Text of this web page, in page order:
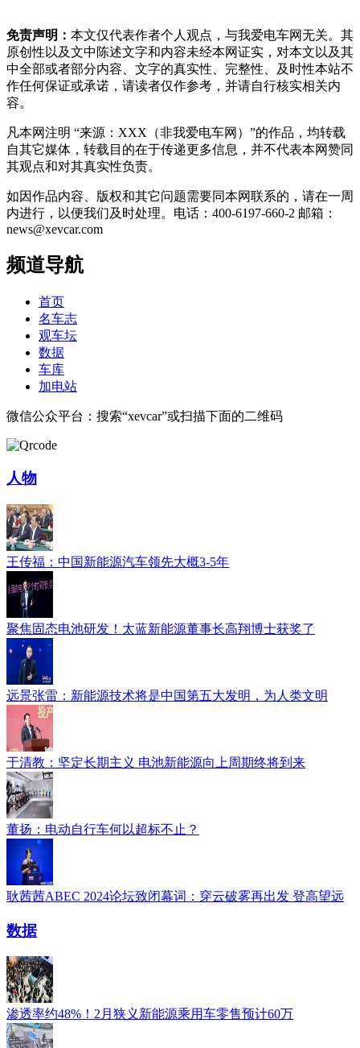
免责声明： 本文仅代表作者个人观点，与我爱电车网无关。其
原创性以及文中陈述文字和内容未经本网证实，对本文以及其
中全部或者部分内容、文字的真实性、完整性、及时性本站不
作任何保证或承诺，请读者仅作参考，并请自行核实相关内
容。
凡本网注明 “来源：XXX（非我爱电车网）”的作品，均转载
自其它媒体，转载目的在于传递更多信息，并不代表本网赞同
其观点和对其真实性负责。
如因作品内容、版权和其它问题需要同本网联系的，请在一周
内进行，以便我们及时处理。电话：400-6197-660-2 邮箱：
news@xevcar.com
频道导航
首页
名车志
观车坛
数据
车库
加电站
微信公众平台：搜索“xevcar”或扫描下面的二维码
人物
王传福：中国新能源汽车领先大概3-5年
聚焦固态电池研发！太蓝新能源董事长高翔博士获奖了
远景张雷：新能源技术将是中国第五大发明，为人类文明
于清教：坚定长期主义 电池新能源向上周期终将到来
董扬：电动自行车何以超标不止？
耿茜茜ABEC 2024论坛致闭幕词：穿云破雾再出发 登高望远
数据
渗透率约48%！2月狭义新能源乘用车零售预计60万